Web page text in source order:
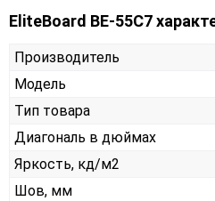
EliteBoard BE-55C7
Производитель
Модель
Тип товара
Диагональ в дюймах
Яркость, кд/м2
Шов, мм